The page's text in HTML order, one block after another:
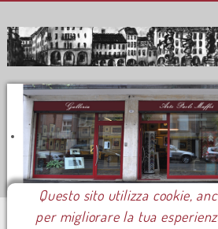
Questo sito utilizza cookie,
per migliorare la tua
Sei qui: Home Le mostre Mostre